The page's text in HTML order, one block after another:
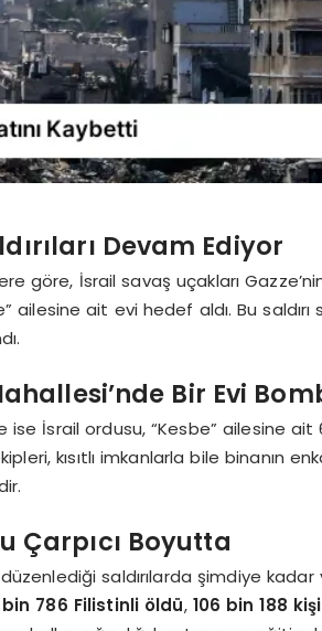
Devam Ediyor
göre, İsrail savaş uçakları
ailesine ait evi hedef aldı. Bu saldırı
Bir Evi
İsrail ordusu, “Kesbe” ailesine ait
kısıtlı imkanlarla bile binanın
Çarpıcı Boyutta
saldırılarda şimdiye kadar
786 Filistinli öldü, 106 bin 188